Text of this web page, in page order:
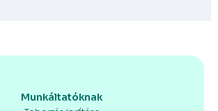
Munkáltatóknak